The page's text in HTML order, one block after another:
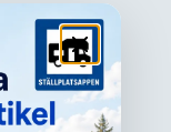
funktioner!